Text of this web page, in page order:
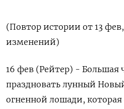
(Повтор истории от 13 фев,
изменений)
16 фев (Рейтер) - Большая
праздновать лунный
огненной лошади, которая